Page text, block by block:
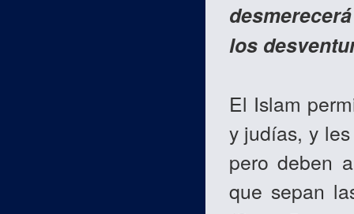
los
El Islam
y judías, y
pero deben
que sepan